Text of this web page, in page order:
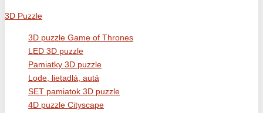
3D Puzzle
3D puzzle Game of Thrones
LED 3D puzzle
Pamiatky 3D puzzle
Lode, lietadlá, autá
SET pamiatok 3D puzzle
4D puzzle Cityscape